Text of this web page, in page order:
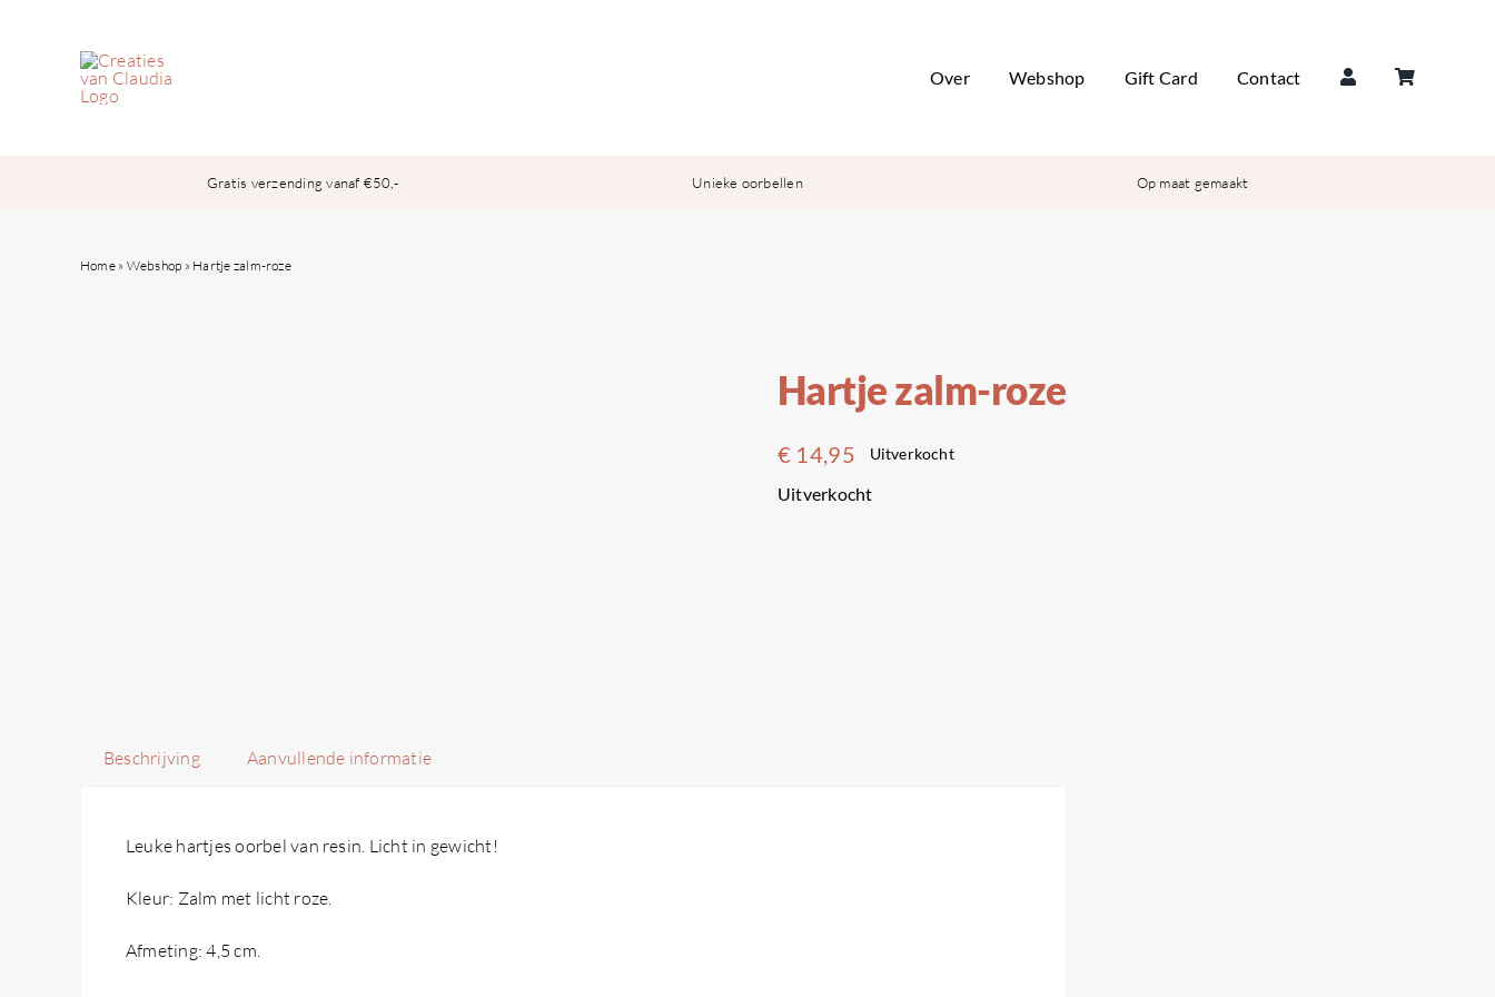
Over Webshop Gift Card Contact
Gratis verzending vanaf €50,- Unieke oorbellen Op maat gemaakt
Home» Webshop » Hartje zalm-roze
Hartje zalm-roze
€ 14,95 Uitverkocht
Uitverkocht
Beschrijving Aanvullende informatie
Leuke hartjes oorbel van resin. Licht in gewicht!
Kleur: Zalm met licht roze.
Afmeting: 4,5 cm.